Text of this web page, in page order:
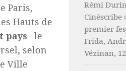
Paris,
Hauts de
pays– le
selon
Ville
Rémi
Cinéscribe
premier
Frida,
Vézinan,